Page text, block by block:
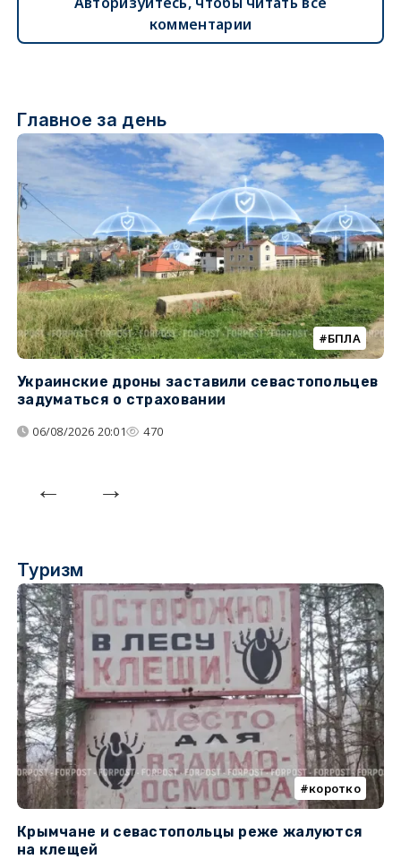
комментарии
Главное за день
БПЛА
Украинские дроны заставили севастопольцев
задуматься о страховании
06/08/2026 20:01 470
Туризм
коротко
Крымчане и севастопольцы реже жалуются
на клещей